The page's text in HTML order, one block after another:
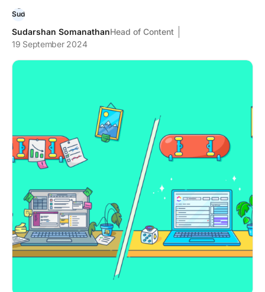
Sudarshan SomanathanHead of Content
19 September 2024